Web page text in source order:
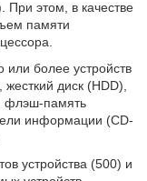
этом, в качестве
памяти
более устройств
диск (HDD),
флэш-память
информации (CD-
устройства (500) и